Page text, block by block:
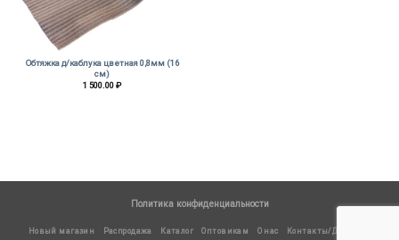
Обтяжка д/каблука цветная 0,8мм (16
см)
1 500.00₽
Политика конфиденциальности
Новый магазин Распродажа Каталог Оптовикам О нас Контакты/Доставка